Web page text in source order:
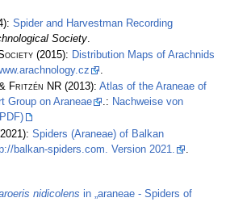
Spider and Harvestman Recording
Society
(2015): Distribution Maps of Arachnids
.
Fritzén NR (2013): Atlas of the Araneae of
Group on Araneae
.: Nachweise von
Spiders (Araneae) of Balkan
balkan-spiders.com. Version 2021.
nidicolens in „araneae - Spiders of